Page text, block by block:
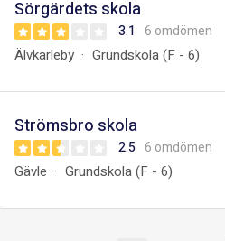
Sörgärdets skola
3.1 6 omdömen
Älvkarleby Grundskola (F - 6)
Strömsbro skola
2.5 6 omdömen
Gävle Grundskola (F - 6)